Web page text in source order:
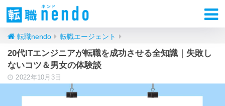
転職nendo 転職エージェント
20代ITエンジニアが転職を成功させる全知識｜失敗し
ないコツ＆男女の体験談
2022年10月3日